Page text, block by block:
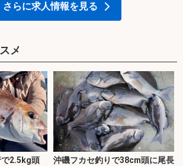
さらに求人情報を見る
メ
で2.5kg頭
沖磯フカセ釣りで38cm頭に尾長